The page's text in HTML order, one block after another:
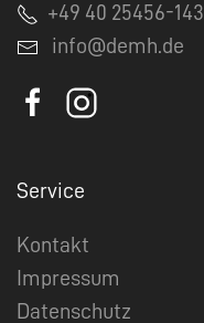
+49 40 25456-143
info@demh.de
Service
Kontakt
Impressum
Datenschutz